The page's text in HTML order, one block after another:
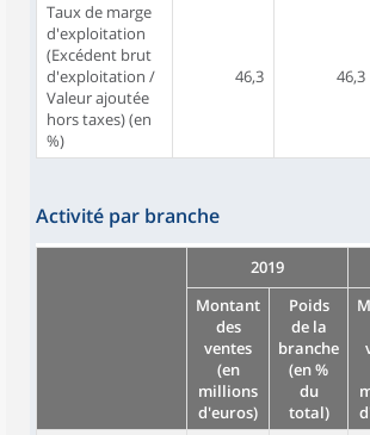
Taux de marge
d'exploitation
(Excédent brut
d'exploitation /
Valeur ajoutée
hors taxes) (en
%)
46,3 46,3
Activité par branche
2019
Montant
des
ventes
(en
millions
d'euros)
Poids
de la
branche
(en %
du
total)